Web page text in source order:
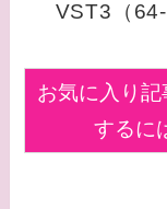
VST3（64-
お気に入り記
するに